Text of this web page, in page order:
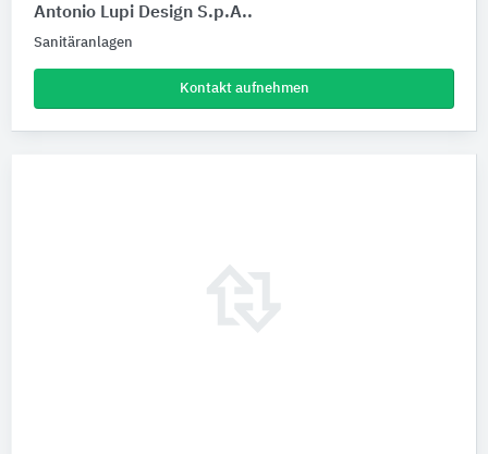
Antonio Lupi Design S.p.A..
Sanitäranlagen
Kontakt aufnehmen